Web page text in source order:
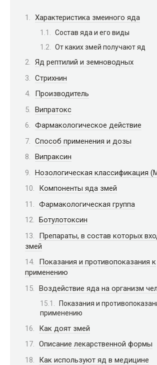
Характеристика змеиного яда
Состав яда и его виды
От каких змей получают яд
Яд рептилий и земноводных
Стрихнин
Производитель
Випратокс
Фармакологическое действие
Способ применения и дозы
Випраксин
Нозологическая классификация
Компоненты яда змей
Фармакологическая группа
Ботулотоксин
Препараты, в состав которых
змей
Показания и противопоказания к
применению
Воздействие яда на организм
Показания и
применению
Как доят змей
Описание лекарственной формы
Как используют яд в медицине